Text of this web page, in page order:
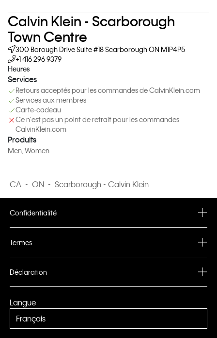
Calvin Klein - Scarborough
Town Centre
300 Borough DriveSuite #18ScarboroughON M1P4P5
+1 416 296 9379
Heures
Services
Retours acceptés pour les commandes de CalvinKlein.com
Services aux membres
Carte-cadeau
Ce n'est pas un point de retrait pour les commandes
CalvinKlein.com
Produits
Men , Women
CA - ON - Scarborough - Calvin Klein
Confidentialité
Termes
Déclaration
Langue